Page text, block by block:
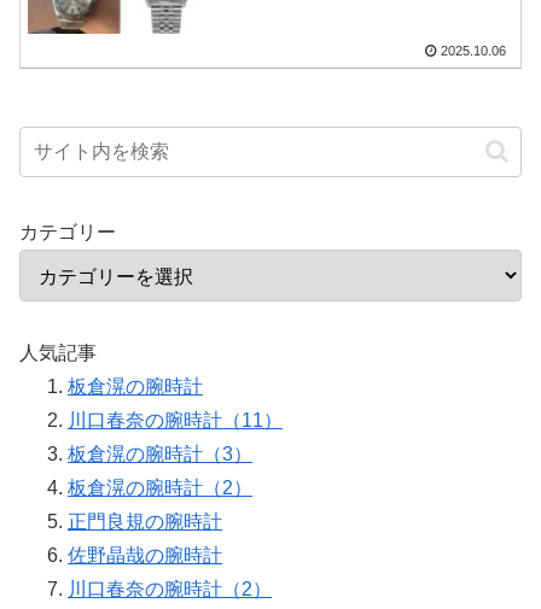
2025.10.06
カテゴリー
人気記事
板倉滉の腕時計
川口春奈の腕時計（11）
板倉滉の腕時計（3）
板倉滉の腕時計（2）
正門良規の腕時計
佐野晶哉の腕時計
川口春奈の腕時計（2）